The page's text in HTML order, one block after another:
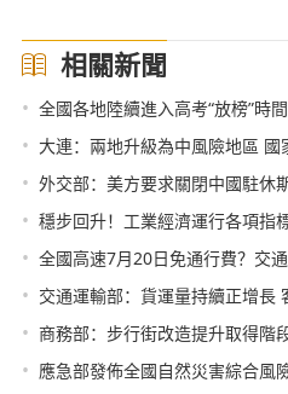
相關新聞
• 全國各地陸續進入高考“放榜”時
• 大連：兩地升級為中風險地區
• 外交部：美方要求關閉中國駐休斯敦
• 穩步回升！工業經濟運行各項指
• 全國高速7月20日免通行費？交
• 交通運輸部：貨運量持續正增長
• 商務部：步行街改造提升取得階段性
• 應急部發佈全國自然災害綜合風